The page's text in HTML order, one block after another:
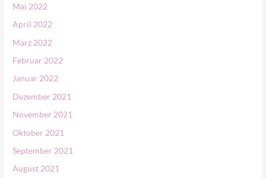
Mai 2022
April 2022
März 2022
Februar 2022
Januar 2022
Dezember 2021
November 2021
Oktober 2021
September 2021
August 2021